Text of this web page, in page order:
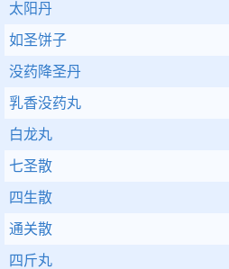
太阳丹
如圣饼子
没药降圣丹
乳香没药丸
白龙丸
七圣散
四生散
通关散
四斤丸